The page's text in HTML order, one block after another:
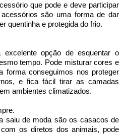
que pode e deve participar
são uma forma de dar
quentinha e protegida do frio.
opção de esquentar o
tempo. Pode misturar cores e
forma conseguimos nos proteger
e fica fácil tirar as camadas
ambientes climatizados.
saiu de moda são os casacos de
os diretos dos animais, pode